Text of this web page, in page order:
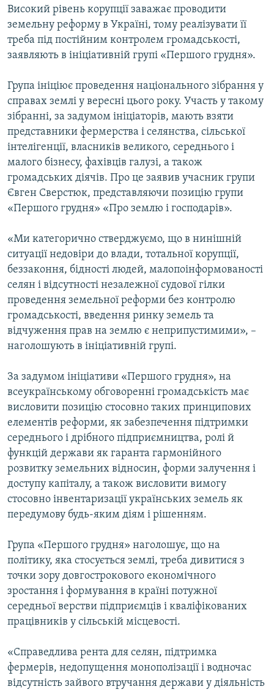
Усі сайти RFE/RL
Високий рівень корупції заважає проводити
земельну реформу в Україні, тому реалізувати її
треба під постійним контролем громадськості,
заявляють в ініціативній групі «Першого грудня».
Група ініціює проведення національного зібрання у
справах землі у вересні цього року. Участь у такому
зібранні, за задумом ініціаторів, мають взяти
представники фермерства і селянства, сільської
інтелігенції, власників великого, середнього і
малого бізнесу, фахівців галузі, а також
громадських діячів. Про це заявив учасник групи
Євген Сверстюк, представляючи позицію групи
«Першого грудня» «Про землю і господарів».
«Ми категорично стверджуємо, що в нинішній
ситуації недовіри до влади, тотальної корупції,
беззаконня, бідності людей, малопоінформованості
селян і відсутності незалежної судової гілки
проведення земельної реформи без контролю
громадськості, введення ринку земель та
відчуження прав на землю є неприпустимими», –
наголошують в ініціативній групі.
За задумом ініціативи «Першого грудня», на
всеукраїнському обговоренні громадськість має
висловити позицію стосовно таких принципових
елементів реформи, як забезпечення підтримки
середнього і дрібного підприємництва, ролі й
функцій держави як гаранта гармонійного
розвитку земельних відносин, форми залучення і
доступу капіталу, а також висловити вимогу
стосовно інвентаризації українських земель як
передумову будь-яким діям і рішенням.
Група «Першого грудня» наголошує, що на
політику, яка стосується землі, треба дивитися з
точки зору довгострокового економічного
зростання і формування в країні потужної
середньої верстви підприємців і кваліфікованих
працівників у сільській місцевості.
«Справедлива рента для селян, підтримка
фермерів, недопущення монополізації і водночас
відсутність зайвого втручання держави у діяльність